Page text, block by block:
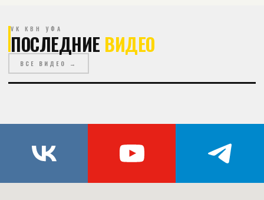
VK КВН УФА
ПОСЛЕДНИЕ ВИДЕО
ВСЕ ВИДЕО →